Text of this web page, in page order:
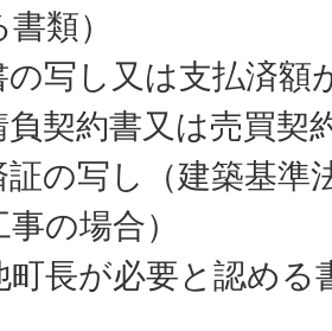
類）
の写し又は支払済額
負契約書又は売買契
証の写し（建築基準
の場合）
町長が必要と認める